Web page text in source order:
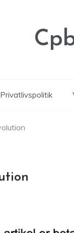
Privatlivspolitik